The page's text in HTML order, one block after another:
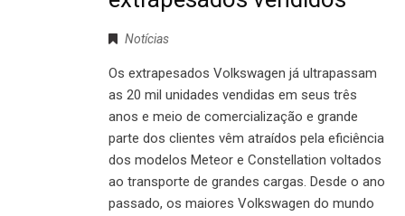
Notícias
Os extrapesados Volkswagen já ultrapassam
as 20 mil unidades vendidas em seus três
anos e meio de comercialização e grande
parte dos clientes vêm atraídos pela eficiência
dos modelos Meteor e Constellation voltados
ao transporte de grandes cargas. Desde o ano
passado, os maiores Volkswagen do mundo